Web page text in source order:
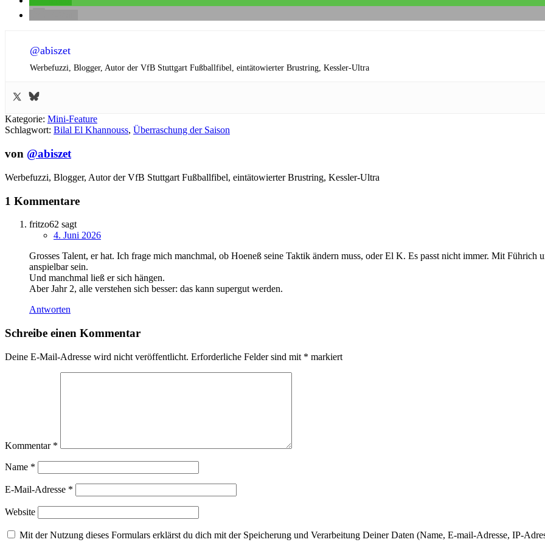
@abiszet
Werbefuzzi, Blogger, Autor der VfB Stuttgart Fußballfibel, eintätowierter Brustring, Kessler-Ultra
Kategorie: Mini-Feature
Schlagwort: Bilal El Khannouss, Überraschung der Saison
von @abiszet
Werbefuzzi, Blogger, Autor der VfB Stuttgart Fußballfibel, eintätowierter Brustring, Kessler-Ultra
1 Kommentare
fritzo62 sagt
4. Juni 2026
Grosses Talent, er hat. Ich frage mich manchmal, ob Hoeneß seine Taktik ändern muss, oder El K. Es passt nicht immer. Mit
anspielbar sein.
Und manchmal ließ er sich hängen.
Aber Jahr 2, alle verstehen sich besser: das kann supergut werden.
Antworten
Schreibe einen Kommentar
Deine E-Mail-Adresse wird nicht veröffentlicht. Erforderliche Felder sind mit * markiert
Kommentar *
Name *
E-Mail-Adresse *
Website
Mit der Nutzung dieses Formulars erklärst du dich mit der Speicherung und Verarbeitung Deiner Daten (Name, E-mail-Adresse, IP-